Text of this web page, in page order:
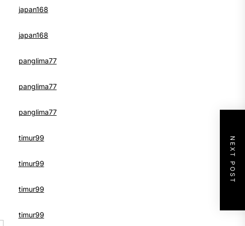
NEXT POST
japan168
japan168
panglima77
panglima77
panglima77
timur99
timur99
timur99
timur99